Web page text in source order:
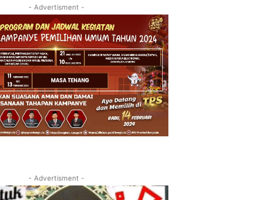
- Advertisment -
- Advertisment -